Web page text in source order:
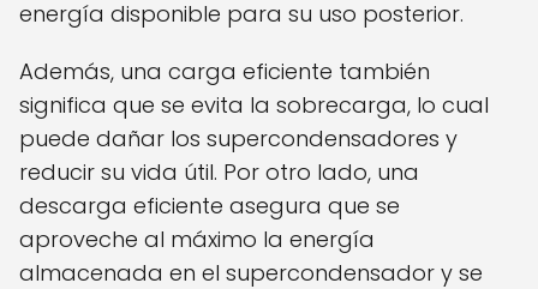
energía disponible para su uso posterior.
Además, una carga eficiente también
significa que se evita la sobrecarga, lo cual
puede dañar los supercondensadores y
reducir su vida útil. Por otro lado, una
descarga eficiente asegura que se
aproveche al máximo la energía
almacenada en el supercondensador y se